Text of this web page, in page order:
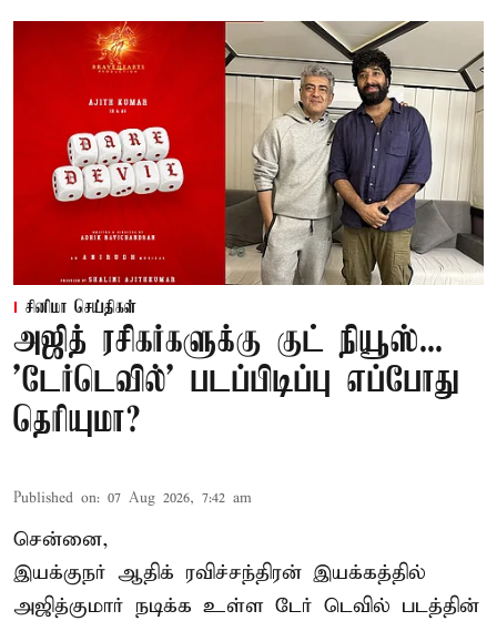
சினிமா செய்திகள்
அஜித் ரசிகர்களுக்கு குட் நியூஸ்...
'டேர்டெவில்' படப்பிடிப்பு எப்போது
தெரியுமா?
Published on: 07 Aug 2026, 7:42 am
சென்னை,
இயக்குநர் ஆதிக் ரவிச்சந்திரன் இயக்கத்தில்
அஜித்குமார் நடிக்க உள்ள டேர் டெவில் படத்தின்